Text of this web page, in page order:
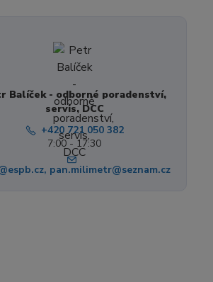
Balíček - odborné poradenství,
servis, DCC
+420 721 050 382
7:00 - 17:30
pan.milimetr@seznam.cz